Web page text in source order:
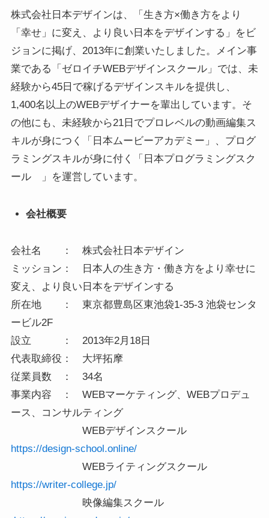
株式会社日本デザインは、「生き方×働き方をより
「幸せ」に変え、より良い日本をデザインする」をビ
ジョンに掲げ、2013年に創業いたしました。メイン事
業である「ゼロイチWEBデザインスクール」では、未
経験から45日で稼げるデザインスキルを提供し、
1,400名以上のWEBデザイナーを輩出しています。そ
の他にも、未経験から21日でプロレベルの動画編集ス
キルが身につく「日本ムービーアカデミー」、プログ
ラミングスキルが身に付く「日本プログラミングスク
ール 」を運営しています。
会社概要
会社名 ： 株式会社日本デザイン
ミッション： 日本人の生き方・働き方をより幸せに
変え、より良い日本をデザインする
所在地 ： 東京都豊島区東池袋1-35-3 池袋センタ
ービル2F
設立 ： 2013年2月18日
代表取締役： 大坪拓摩
従業員数 ： 34名
事業内容 ： WEBマーケティング、WEBプロデュ
ース、コンサルティング
WEBデザインスクール
https://design-school.online/
WEBライティングスクール
https://writer-college.jp/
映像編集スクール